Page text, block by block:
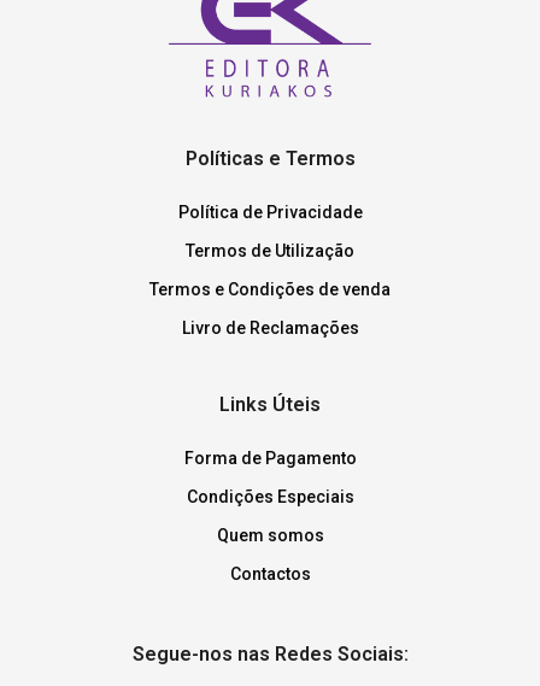
Políticas e Termos
Política de Privacidade
Termos de Utilização
Termos e Condições de venda
Livro de Reclamações
Links Úteis
Forma de Pagamento
Condições Especiais
Quem somos
Contactos
Segue-nos nas Redes Sociais: